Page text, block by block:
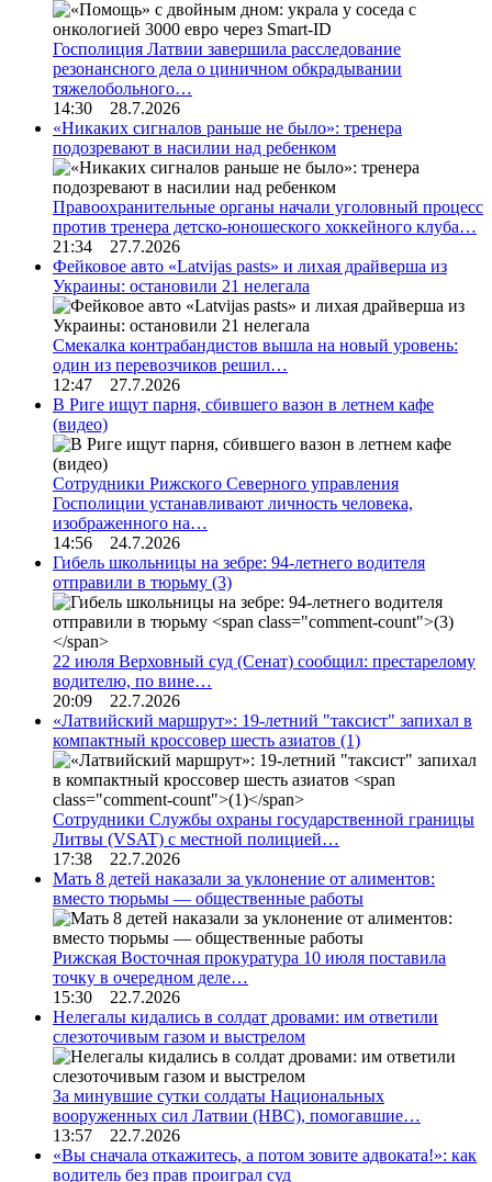
Госполиция Латвии завершила расследование
резонансного дела о циничном обкрадывании
тяжелобольного…
14:30 28.7.2026
«Никаких сигналов раньше не было»: тренера
подозревают в насилии над ребенком
Правоохранительные органы начали уголовный процесс
против тренера детско-юношеского хоккейного клуба…
21:34 27.7.2026
Фейковое авто «Latvijas pasts» и лихая драйверша из
Украины: остановили 21 нелегала
Смекалка контрабандистов вышла на новый уровень:
один из перевозчиков решил…
12:47 27.7.2026
В Риге ищут парня, сбившего вазон в летнем кафе
(видео)
Сотрудники Рижского Северного управления
Госполиции устанавливают личность человека,
изображенного на…
14:56 24.7.2026
Гибель школьницы на зебре: 94-летнего водителя
отправили в тюрьму (3)
22 июля Верховный суд (Сенат) сообщил: престарелому
водителю, по вине…
20:09 22.7.2026
«Латвийский маршрут»: 19-летний "таксист" запихал в
компактный кроссовер шесть азиатов (1)
Сотрудники Службы охраны государственной границы
Литвы (VSAT) с местной полицией…
17:38 22.7.2026
Мать 8 детей наказали за уклонение от алиментов:
вместо тюрьмы — общественные работы
Рижская Восточная прокуратура 10 июля поставила
точку в очередном деле…
15:30 22.7.2026
Нелегалы кидались в солдат дровами: им ответили
слезоточивым газом и выстрелом
За минувшие сутки солдаты Национальных
вооруженных сил Латвии (НВС), помогавшие…
13:57 22.7.2026
«Вы сначала откажитесь, а потом зовите адвоката!»: как
водитель без прав проиграл суд